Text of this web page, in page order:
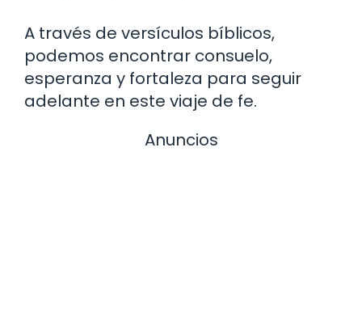
A través de versículos bíblicos,
podemos encontrar consuelo,
esperanza y fortaleza para seguir
adelante en este viaje de fe.
Anuncios